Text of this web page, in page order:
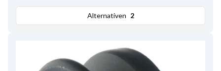
Alternativen 2